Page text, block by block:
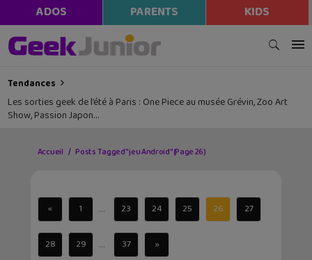
ADOS PARENTS KIDS
Tendances
Les sorties geek de l’été à Paris : One Piece au musée Grévin, Zoo Art
Show, Passion Japon…
Accueil Posts Tagged "jeu Android"(Page 26)
« 1 ... 23 24 25 26 27
28 29 ... 37 »